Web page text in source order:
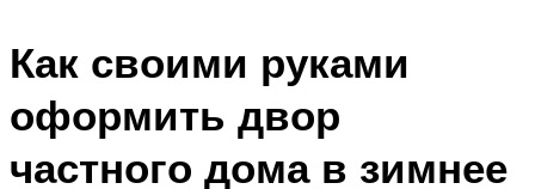
Как своими руками
оформить двор
частного дома в зимнее